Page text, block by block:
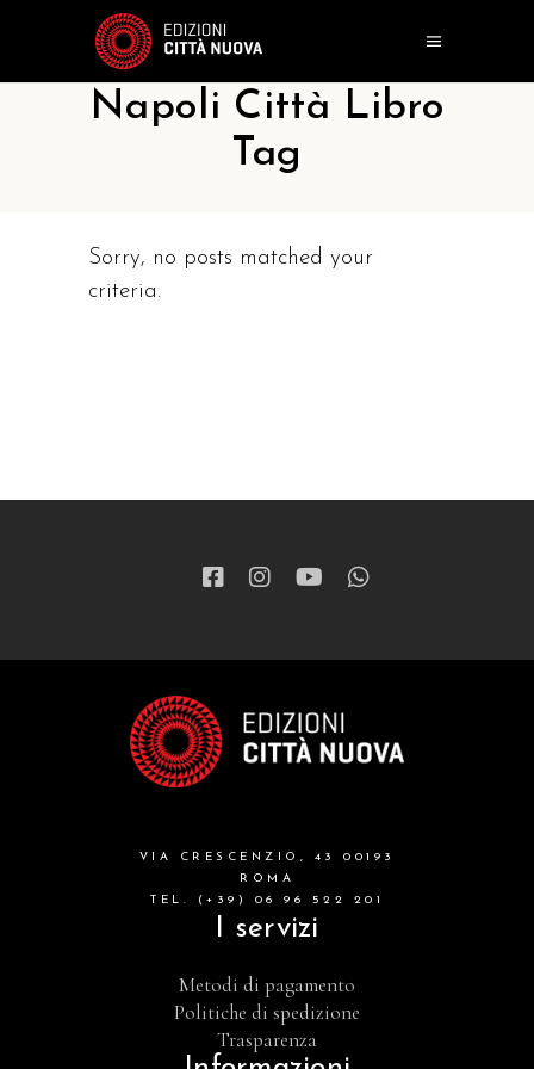
Napoli Città Libro
Tag
Sorry, no posts matched your
criteria.
VIA CRESCENZIO, 43 00193
ROMA
TEL. (+39) 06 96 522 201
I servizi
Metodi di pagamento
Politiche di spedizione
Trasparenza